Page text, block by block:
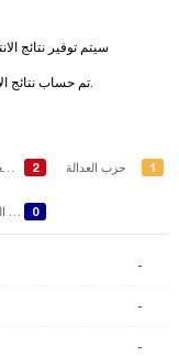
* تم حساب نتائج الانتخابات التركية بما في ذلك مراكز الاقتراع خارج تركيا.
2 حزب العدالة 1
0
-
-
-